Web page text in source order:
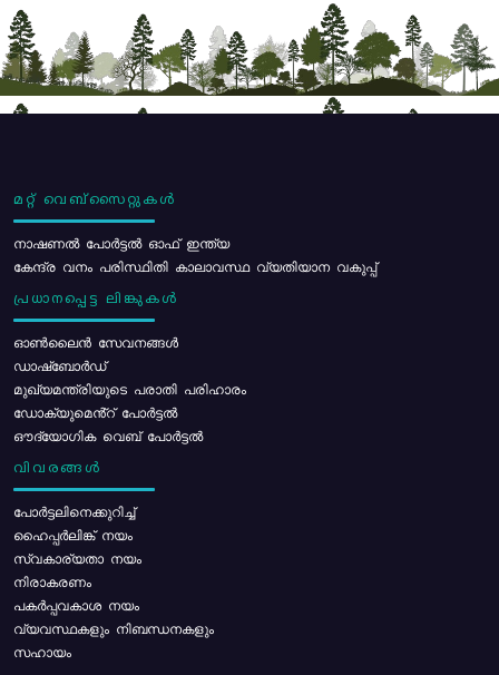
മറ്റ് വെബ്സൈറ്റുകൾ
നാഷണൽ പോർട്ടൽ ഓഫ് ഇന്ത്യ
കേന്ദ്ര വനം പരിസ്ഥിതി കാലാവസ്ഥ വ്യതിയാന വകുപ്പ്
പ്രധാനപ്പെട്ട ലിങ്കുകൾ
ഓൺലൈൻ സേവനങ്ങൾ
ഡാഷ്ബോർഡ്
മുഖ്യമന്ത്രിയുടെ പരാതി പരിഹാരം
ഡോക്യുമെൻ്റ് പോർട്ടൽ
ഔദ്യോഗിക വെബ് പോർട്ടൽ
വിവരങ്ങൾ
പോര്‍ട്ടലിനെക്കുറിച്ച്
ഹൈപ്പർലിങ്ക് നയം
സ്വകാര്യതാ നയം
നിരാകരണം
പകർപ്പവകാശ നയം
വ്യവസ്ഥകളും നിബന്ധനകളും
സഹായം